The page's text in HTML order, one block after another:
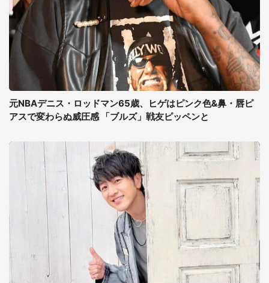
元NBAデニス・ロッドマン65歳、ヒゲはピンク色&鼻・唇ピ
アスで変わらぬ威圧感 「ブルズ」戦友ピッペンと